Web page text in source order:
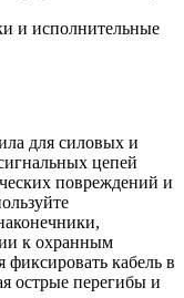
и исполнительные
для силовых и
цепей
повреждений и
к охранным
фиксировать кабель в
острые перегибы и